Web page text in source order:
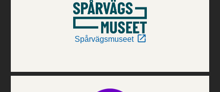
Spårvägsmuseet